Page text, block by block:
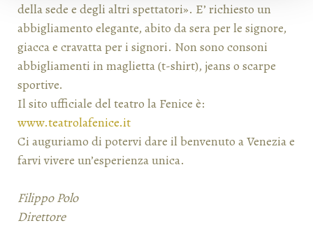
della sede e degli altri spettatori». E’ richiesto un
abbigliamento elegante, abito da sera per le signore,
giacca e cravatta per i signori. Non sono consoni
abbigliamenti in maglietta (t-shirt), jeans o scarpe
sportive.
Il sito ufficiale del teatro la Fenice è:
www.teatrolafenice.it
Ci auguriamo di potervi dare il benvenuto a Venezia e
farvi vivere un’esperienza unica.
Filippo Polo
Direttore